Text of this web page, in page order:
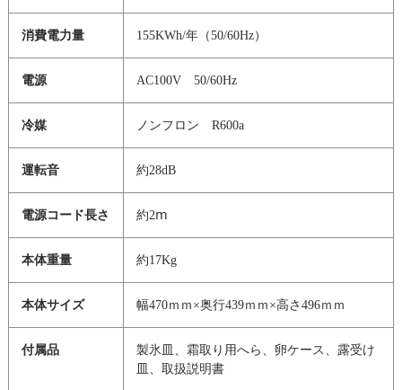
消費電力量 155KWh/年（50/60Hz）
電源 AC100V 50/60Hz
冷媒 ノンフロン R600a
運転音 約28dB
電源コード長さ 約2ⅿ
本体重量 約17Kg
本体サイズ 幅470ｍｍ×奥行439ｍｍ×高さ496ｍｍ
付属品
製氷皿、霜取り用へら、卵ケース、露受け
皿、取扱説明書